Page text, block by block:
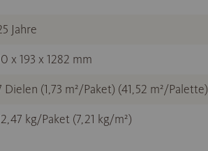
Jahre
x 193 x 1282 mm
Dielen (1,73 m²/Paket) (41,52 m²/Palette)
kg/Paket (7,21 kg/m²)